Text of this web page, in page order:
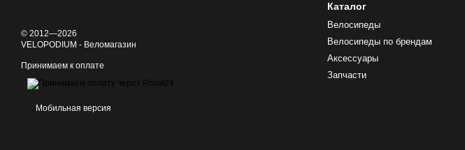
© 2012—2026
VELOPODIUM - Веломагазин
Принимаем к оплате
Мобильная версия
Каталог
Велосипеды
Велосипеды по брендам
Аксессуары
Запчасти